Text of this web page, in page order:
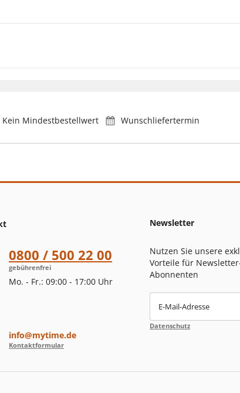
Kein Mindestbestellwert Wunschliefertermin
0800 / 500 22 00
gebührenfrei
Mo. - Fr.: 09:00 - 17:00 Uhr
info@mytime.de
Kontaktformular
Newsletter
Nutzen Sie unsere
Vorteile für
Abonnenten
E-Mail-Adresse
Datenschutz